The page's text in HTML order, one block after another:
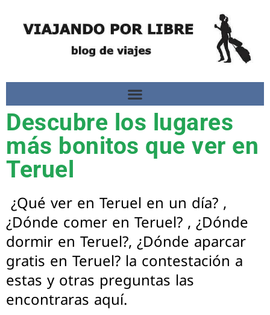
Descubre los lugares
más bonitos que ver en
Teruel
¿Qué ver en Teruel en un día? ,
¿Dónde comer en Teruel? , ¿Dónde
dormir en Teruel?, ¿Dónde aparcar
gratis en Teruel? la contestación a
estas y otras preguntas las
encontraras aquí.